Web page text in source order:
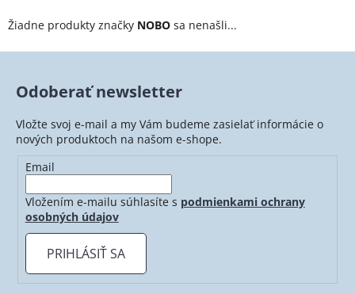
Žiadne produkty značky NOBO sa nenašli...
Odoberať newsletter
Vložte svoj e-mail a my Vám budeme zasielať informácie o
nových produktoch na našom e-shope.
Email
Vložením e-mailu súhlasíte s podmienkami ochrany
osobných údajov
PRIHLÁSIŤ SA